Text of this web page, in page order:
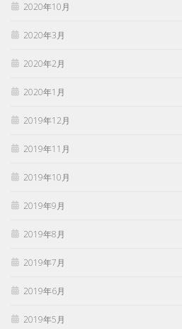
2020年10月
2020年3月
2020年2月
2020年1月
2019年12月
2019年11月
2019年10月
2019年9月
2019年8月
2019年7月
2019年6月
2019年5月